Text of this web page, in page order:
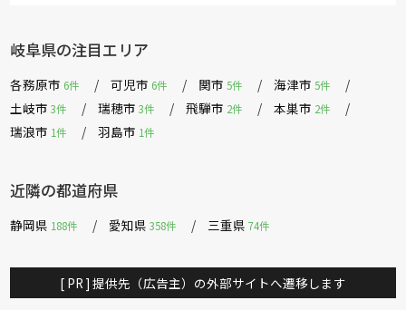
岐阜県の注目エリア
各務原市 6件 可児市 6件 関市5件 海津市5件
土岐市3件 瑞穂市3件 飛騨市 2件 本巣市 2件
瑞浪市 1件 羽島市 1件
近隣の都道府県
静岡県 188件 愛知県358件 三重県74件
[ PR ] 提供先（広告主）の外部サイトへ遷移します